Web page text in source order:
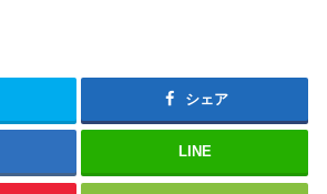
シェア
LINE